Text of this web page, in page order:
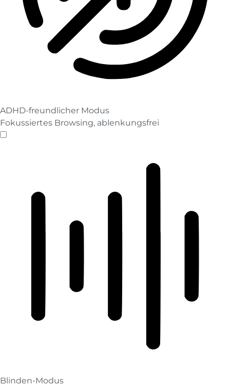
ADHD-freundlicher Modus
Fokussiertes Browsing, ablenkungsfrei
ADHD-freundlicher Modus
Blinden-Modus